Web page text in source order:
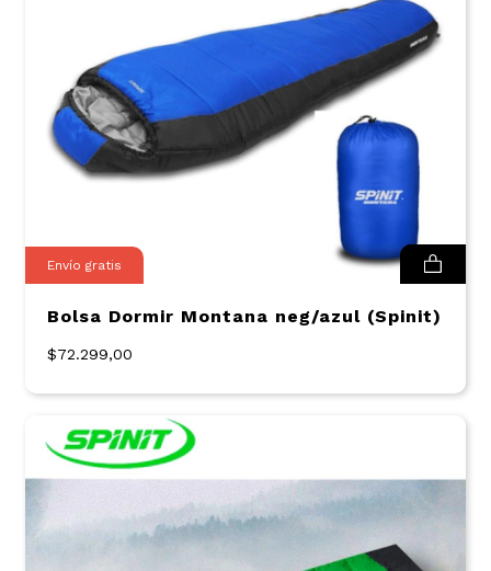
Envío gratis
Bolsa Dormir Montana neg/azul (Spinit)
$72.299,00